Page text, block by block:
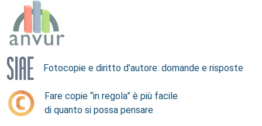
Fotocopie e diritto d’autore: domande e risposte
Fare copie “in regola” è più facile
di quanto si possa pensare